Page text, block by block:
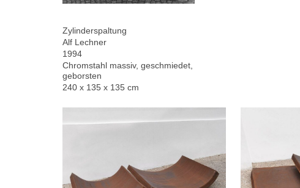
Zylinderspaltung
Alf Lechner
1994
Chromstahl massiv, geschmiedet,
geborsten
240 x 135 x 135 cm